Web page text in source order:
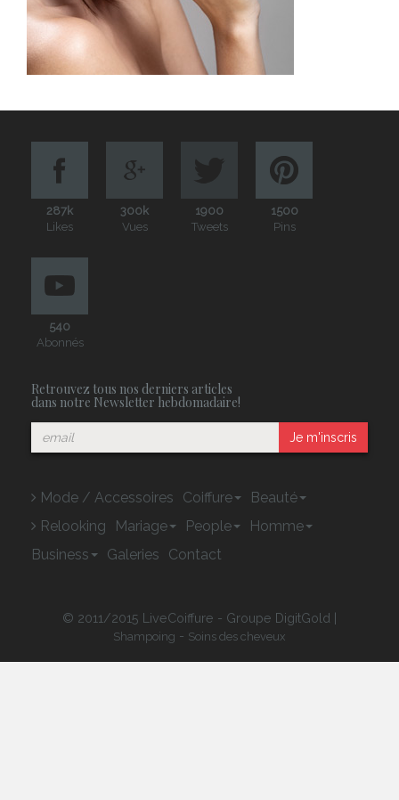
287k
Likes
300k
Vues
1900
Tweets
1500
Pins
540
Abonnés
Retrouvez tous nos derniers articles
dans notre Newsletter hebdomadaire!
Je m'inscris
Mode / Accessoires Coiffure
Beauté
Relooking
Mariage People
Homme
Business
Galeries Contact
© 2011/2015 LiveCoiffure - Groupe DigitGold |
Shampoing - Soins des cheveux